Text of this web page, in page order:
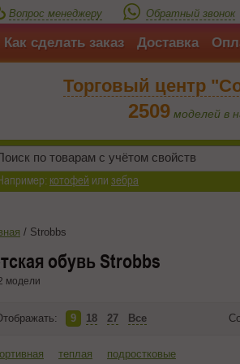
котофей илизебра
Вопрос менеджеру Обратный звонок
Как сделать заказ Доставка
Торговый центр
2509 моделей в
/ Strobbs
обувь Strobbs
модели
9 18 27 Все
теплая подростковые